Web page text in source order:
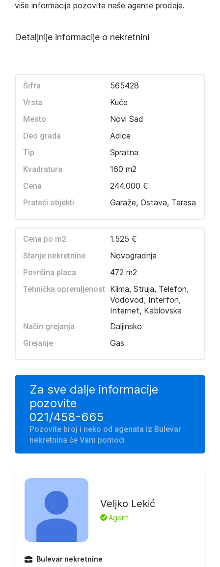
više informacija pozovite naše agente prodaje.
Detaljnije informacije o nekretnini
Šifra 565428
Vrsta Kuće
Mesto Novi Sad
Deo grada Adice
Tip Spratna
Kvadratura 160 m2
Cena 244.000 €
Prateći objekti Garaže, Ostava, Terasa
Cena po m2 1.525 €
Stanje nekretnine Novogradnja
Površina placa 472 m2
Tehnička opremljenost Klima, Struja, Telefon,
Vodovod, Interfon,
Internet, Kablovska
Način grejanja Daljinsko
Grejanje Gas
Za sve dalje informacije
pozovite
021/458-665
Pozovite broj i neko od agenata iz Bulevar
nekretnina će Vam pomoći
Veljko Lekić
L Agent
Bulevar nekretnine